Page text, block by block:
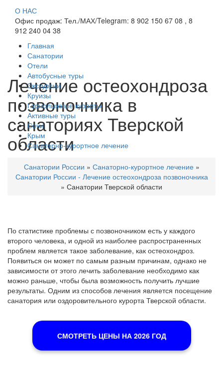
О НАС
Офис продаж: Тел./МАХ/Telegram: 8 902 150 67 08 , 8
912 240 04 38
Главная
Санатории
Отели
Автобусные туры
Экскурсии
Круизы
Горнолыжные курорты
Активные туры
Сочи
Крым
Санаторно-курортное лечение
Лечение остеохондроза
позвоночника в
санаториях Тверской
области
Санатории России » Санаторно-курортное лечение»
Санатории России - Лечение остеохондроза позвоночника
» Санатории Тверской области
По статистике проблемы с позвоночником есть у каждого
второго человека, и одной из наиболее распространенных
проблем является такое заболевание, как остеохондроз.
Появиться он может по самым разным причинам, однако не
зависимости от этого лечить заболевание необходимо как
можно раньше, чтобы была возможность получить лучшие
результаты. Одним из способов лечения является посещение
санатория или оздоровительного курорта Тверской области.
СМОТРЕТЬ ЦЕНЫ НА 2026 ГОД